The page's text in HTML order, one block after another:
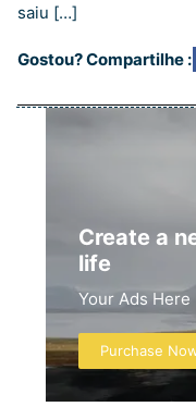
saiu […]
Gostou? Compartilhe :
Create a
life
Your Ads
Purchase